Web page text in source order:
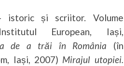
istoric și scriitor. Volume
European, Iași,
de a trăi în România (în
Iași, 2007) Mirajul utopiei.